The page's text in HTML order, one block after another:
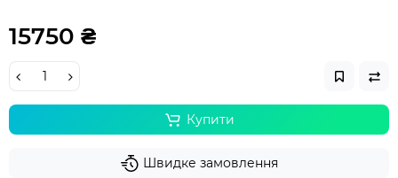
15750 ₴
Купити
Швидке замовлення